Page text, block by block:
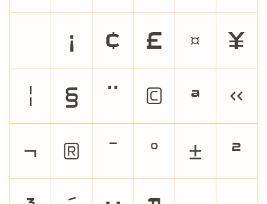
¡
¢ £ ¤
¥
¦
§ ¨ © ª
«
¬
® ¯ ° ±
²